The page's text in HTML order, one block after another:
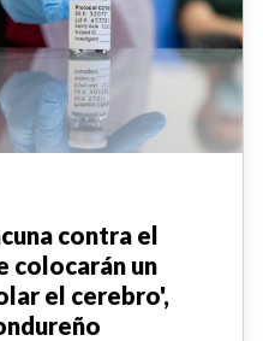
contra el
colocarán un
el cerebro',